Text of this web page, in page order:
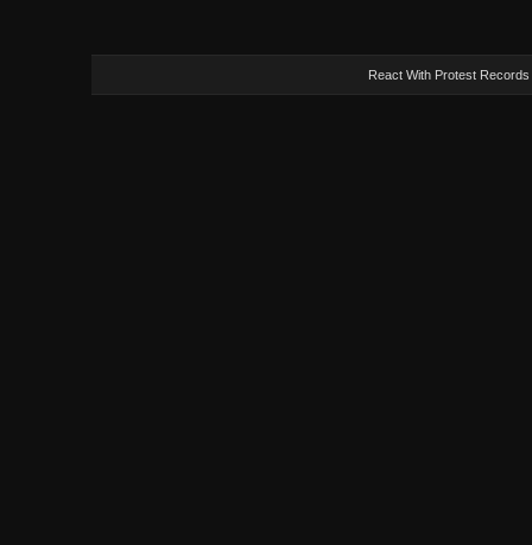
React With Protest